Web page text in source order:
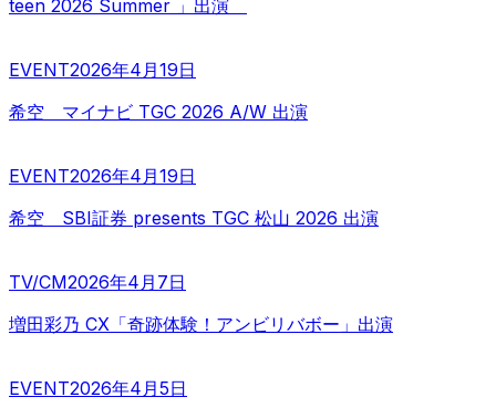
teen 2026 Summer 」出演
EVENT2026年4月19日
希空 マイナビ TGC 2026 A/W 出演
EVENT2026年4月19日
希空 SBI証券 presents TGC 松山 2026 出演
TV/CM2026年4月7日
増田彩乃 CX「奇跡体験！アンビリバボー」出演
EVENT2026年4月5日